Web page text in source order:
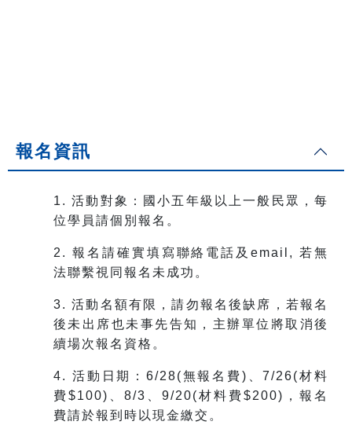
報名資訊
1. 活動對象：國小五年級以上一般民眾，每
位學員請個別報名。
2. 報名請確實填寫聯絡電話及email, 若無
法聯繫視同報名未成功。
3. 活動名額有限，請勿報名後缺席，若報名
後未出席也未事先告知，主辦單位將取消後
續場次報名資格。
4. 活動日期：6/28(無報名費)、7/26(材料
費$100)、8/3、9/20(材料費$200)，報名
費請於報到時以現金繳交。